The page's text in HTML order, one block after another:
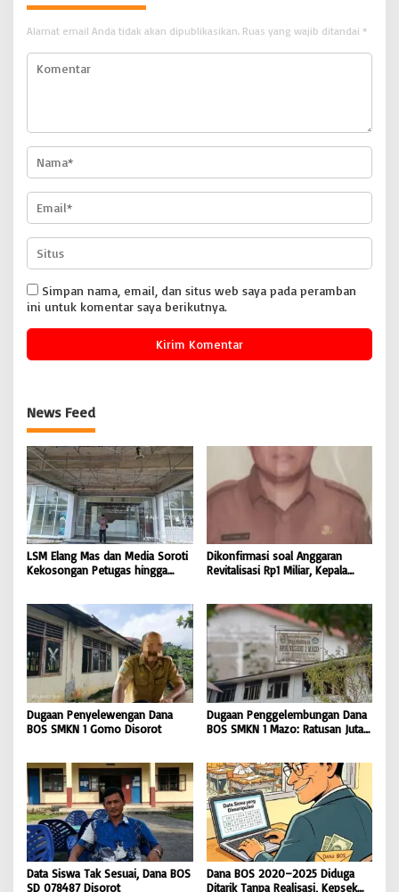
Alamat email Anda tidak akan dipublikasikan. Ruas yang wajib ditandai *
Simpan nama, email, dan situs web saya pada peramban
ini untuk komentar saya berikutnya.
News Feed
LSM Elang Mas dan Media Soroti
Kekosongan Petugas hingga
Dikonfirmasi soal Anggaran
Revitalisasi Rp1 Miliar, Kepala
Dugaan Penyelewengan Dana
BOS SMKN 1 Gomo Disorot
Dugaan Penggelembungan Dana
BOS SMKN 1 Mazo: Ratusan Juta
Data Siswa Tak Sesuai, Dana BOS
SD 078487 Disorot
Dana BOS 2020–2025 Diduga
Ditarik Tanpa Realisasi, Kepsek